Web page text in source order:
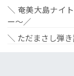
＼ 奄美大島ナイ
ー〜／
＼ ただまさし弾